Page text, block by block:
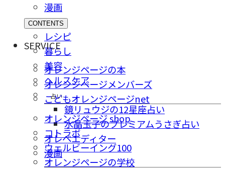
漫画
CONTENTS
レシピ
暮らし
美容
ヘルスケア
占い
鏡リュウジの12星座占い
水晶玉子のプレミアムうさぎ占い
オレペエディター
漫画
SERVICE
オレンジページの本
オレンジページメンバーズ
こどもオレンジページnet
オレンジページ shop
コトラボ
ウェルビーイング100
オレンジページの学校